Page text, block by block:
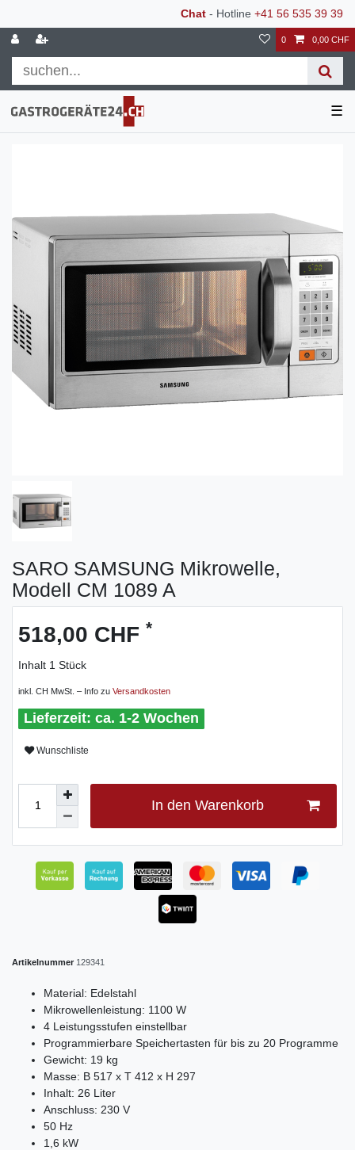
Chat - Hotline +41 56 535 39 39
0 0,00 CHF
☰
SARO SAMSUNG Mikrowelle,
Modell CM 1089 A
518,00 CHF *
Inhalt 1 Stück
inkl. CH MwSt. – Info zu Versandkosten
ca. 1-2 Wochen
Wunschliste
In den Warenkorb
Artikelnummer 129341
Material: Edelstahl
Mikrowellenleistung: 1100 W
4 Leistungsstufen einstellbar
Programmierbare Speichertasten für bis zu 20 Programme
Gewicht: 19 kg
Masse: B 517 x T 412 x H 297
Inhalt: 26 Liter
Anschluss: 230 V
50 Hz
1,6 kW